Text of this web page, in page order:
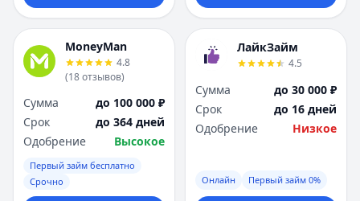
MoneyMan
4.8
(18отзывов)
Сумма
до 100 000 ₽
Срок
до 364 дней
Одобрение
Высокое
Первый займ бесплатно
Срочно
ЛайкЗайм
4.5
Сумма
до 30 000 ₽
Срок
до 16 дней
Одобрение
Низкое
Онлайн Первый займ 0%